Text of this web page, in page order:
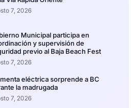
7, 2026
Municipal participa en
y supervisión de
previo al Baja Beach Fest
7, 2026
eléctrica sorprende a BC
la madrugada
7, 2026